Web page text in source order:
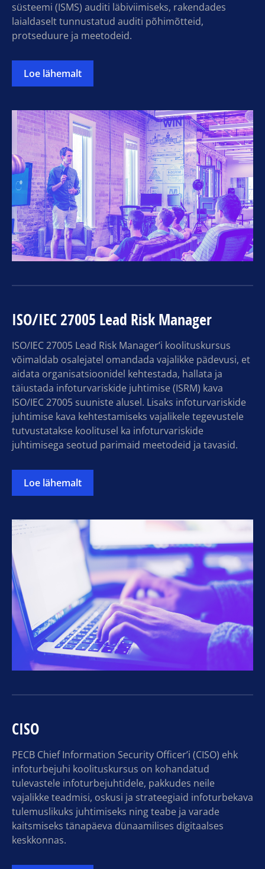
süsteemi (ISMS) auditi läbiviimiseks, rakendades
laialdaselt tunnustatud auditi põhimõtteid,
protseduure ja meetodeid.
Loe lähemalt
ISO/IEC 27005 Lead Risk Manager
ISO/IEC 27005 Lead Risk Manager’i koolituskursus
võimaldab osalejatel omandada vajalikke pädevusi, et
aidata organisatsioonidel kehtestada, hallata ja
täiustada infoturvariskide juhtimise (ISRM) kava
ISO/IEC 27005 suuniste alusel. Lisaks infoturvariskide
juhtimise kava kehtestamiseks vajalikele tegevustele
tutvustatakse koolitusel ka infoturvariskide
juhtimisega seotud parimaid meetodeid ja tavasid.
Loe lähemalt
CISO
PECB Chief Information Security Officer’i (CISO) ehk
infoturbejuhi koolituskursus on kohandatud
tulevastele infoturbejuhtidele, pakkudes neile
vajalikke teadmisi, oskusi ja strateegiaid infoturbekava
tulemuslikuks juhtimiseks ning teabe ja varade
kaitsmiseks tänapäeva dünaamilises digitaalses
keskkonnas.